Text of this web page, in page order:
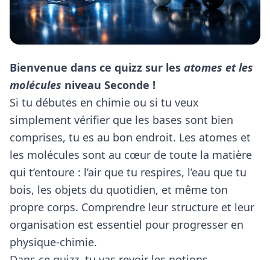
Bienvenue dans ce quizz sur les atomes et les
molécules niveau Seconde !
Si tu débutes en chimie ou si tu veux
simplement vérifier que les bases sont bien
comprises, tu es au bon endroit. Les atomes et
les molécules sont au cœur de toute la matière
qui t’entoure : l’air que tu respires, l’eau que tu
bois, les objets du quotidien, et même ton
propre corps. Comprendre leur structure et leur
organisation est essentiel pour progresser en
physique-chimie.